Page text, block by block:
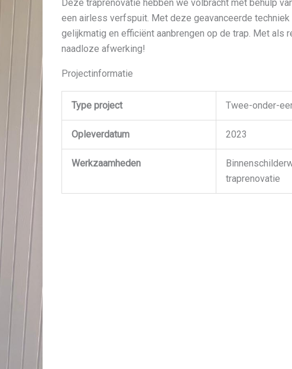
Deze traprenovatie hebben we volbracht met behulp
een airless verfspuit. Met deze geavanceerde
gelijkmatig en efficiënt aanbrengen op de trap. Met als
naadloze afwerking!
Projectinformatie
Type project Twee-onder-
Opleverdatum 2023
Werkzaamheden
traprenovatie